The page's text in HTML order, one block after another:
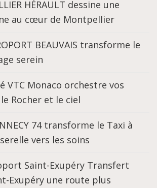
HÉRAULT dessine une
au cœur de Montpellier
BEAUVAIS transforme le
serein
VTC Monaco orchestre vos
Rocher et le ciel
74 transforme le Taxi à
vers les soins
Saint-Exupéry Transfert
Exupéry une route plus